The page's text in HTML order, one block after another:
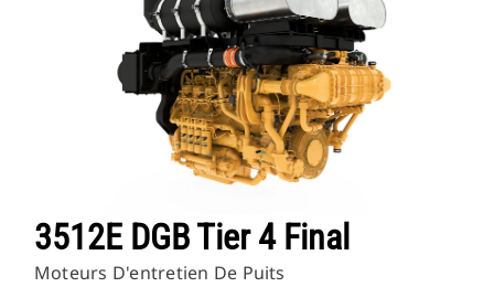
3512E DGB Tier 4 Final
Moteurs D'entretien De Puits